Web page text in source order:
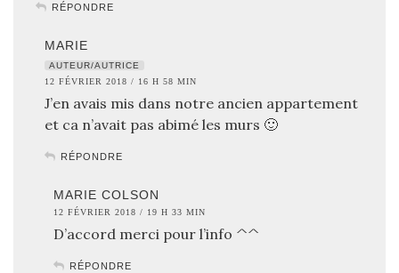
RÉPONDRE
MARIE
AUTEUR/AUTRICE
12 FÉVRIER 2018 / 16 H 58 MIN
J’en avais mis dans notre ancien appartement
et ca n’avait pas abimé les murs 🙂
RÉPONDRE
MARIE COLSON
12 FÉVRIER 2018 / 19 H 33 MIN
D’accord merci pour l’info ^^
RÉPONDRE